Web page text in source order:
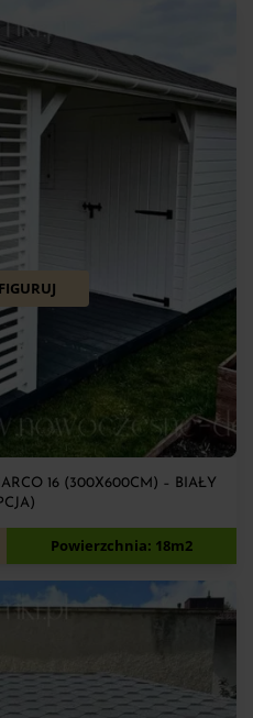
16 (300X600CM) – BIAŁY
zł
Powierzchnia: 18m2